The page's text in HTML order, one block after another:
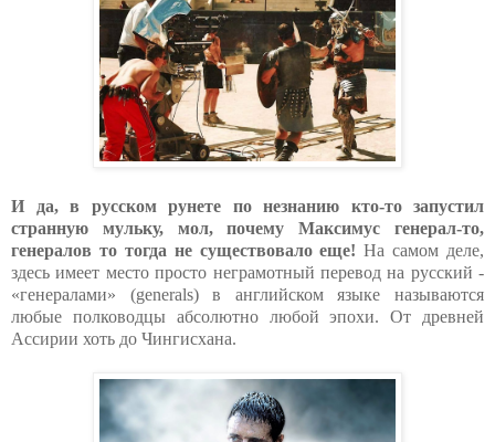
И да, в русском рунете по незнанию кто-то запустил
странную мульку, мол, почему Максимус генерал-то,
генералов то тогда не существовало еще! На самом деле,
здесь имеет место просто неграмотный перевод на русский -
«генералами» (generals) в английском языке называются
любые полководцы абсолютно любой эпохи. От древней
Ассирии хоть до Чингисхана.